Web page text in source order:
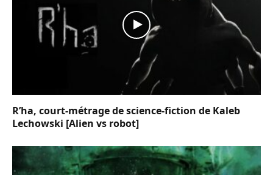
R’ha, court-métrage de science-fiction de Kaleb
Lechowski [Alien vs robot]